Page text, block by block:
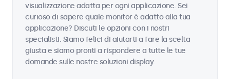
visualizzazione adatta per ogni applicazione. Sei
curioso di sapere quale monitor è adatto alla tua
applicazione? Discuti le opzioni con i nostri
specialisti. Siamo felici di aiutarti a fare la scelta
giusta e siamo pronti a rispondere a tutte le tue
domande sulle nostre soluzioni display.